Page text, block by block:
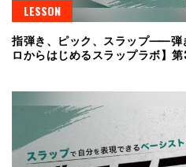
LESSON
指弾き、ピック、スラップ⸺弾
ロからはじめるスラップラボ】第